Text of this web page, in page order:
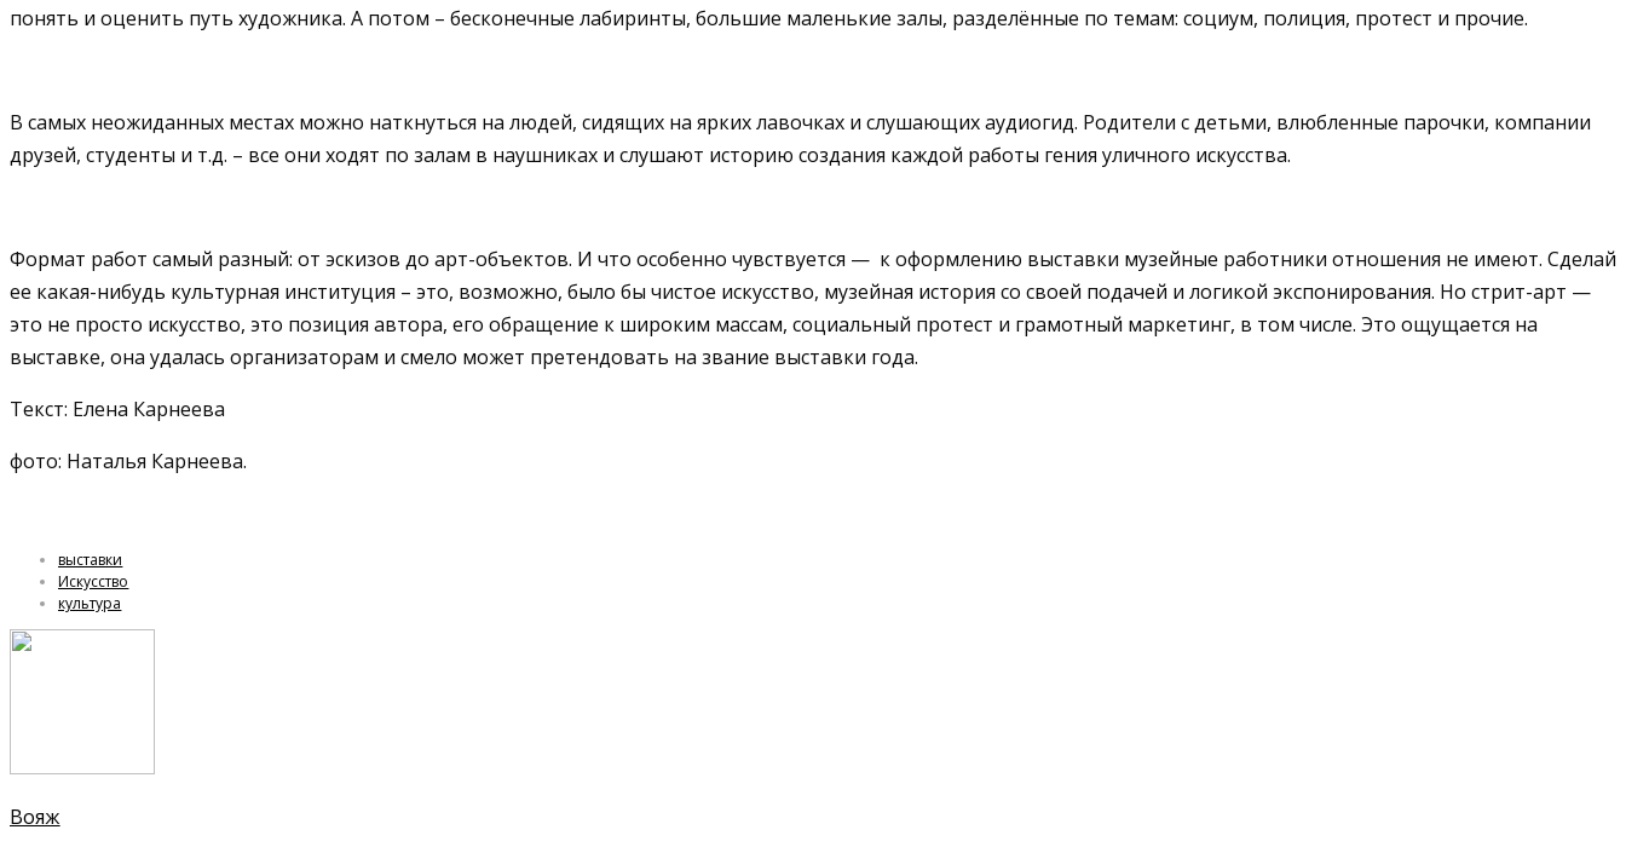
понять и оценить путь художника. А потом – бесконечные лабиринты, большие маленькие залы, разделённые по темам: социум, полиция, протест и прочие.
В самых неожиданных местах можно наткнуться на людей, сидящих на ярких лавочках и слушающих аудиогид. Родители с детьми, влюбленные парочки, компании
друзей, студенты и т.д. – все они ходят по залам в наушниках и слушают историю создания каждой работы гения уличного искусства.
Формат работ самый разный: от эскизов до арт-объектов. И что особенно чувствуется — к оформлению выставки музейные работники отношения не имеют. Сделай
ее какая-нибудь культурная институция – это, возможно, было бы чистое искусство, музейная история со своей подачей и логикой экспонирования. Но стрит-арт —
это не просто искусство, это позиция автора, его обращение к широким массам, социальный протест и грамотный маркетинг, в том числе. Это ощущается на
выставке, она удалась организаторам и смело может претендовать на звание выставки года.
Текст: Елена Карнеева
фото: Наталья Карнеева.
выставки
Искусство
культура
Вояж